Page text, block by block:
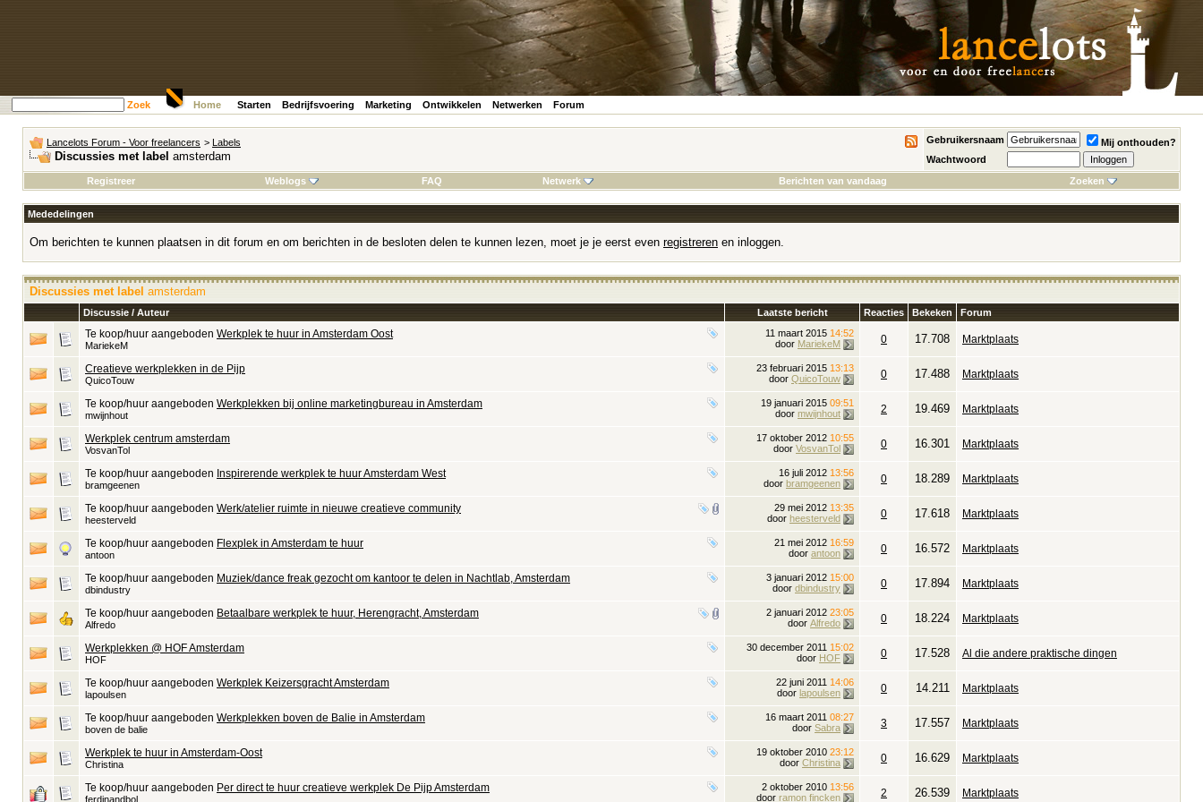
Zoek Home Starten Bedrijfsvoering Marketing Ontwikkelen Netwerken Forum
Lancelots Forum - Voor freelancers > Labels
Discussies met label amsterdam
Gebruikersnaam
Mij onthouden?
Wachtwoord
Registreer
Weblogs FAQ Netwerk Berichten van vandaag Zoeken
Mededelingen
Om berichten te kunnen plaatsen in dit forum en om berichten in de besloten delen te kunnen lezen, moet je je eerst even registreren en inloggen.
Discussies met label amsterdam
Discussie / Auteur Laatste bericht Reacties Bekeken Forum
Te koop/huur aangeboden Werkplek te huur in Amsterdam Oost
MariekeM
11 maart 2015 14:52
door MariekeM 0 17.708 Marktplaats
Creatieve werkplekken in de Pijp
QuicoTouw
23 februari 2015 13:13
door QuicoTouw 0 17.488 Marktplaats
Te koop/huur aangeboden Werkplekken bij online marketingbureau in Amsterdam
mwijnhout
19 januari 2015 09:51
door mwijnhout 2 19.469 Marktplaats
Werkplek centrum amsterdam
VosvanTol
17 oktober 2012 10:55
door VosvanTol 0 16.301 Marktplaats
Te koop/huur aangeboden Inspirerende werkplek te huur Amsterdam West
bramgeenen
16 juli 2012 13:56
door bramgeenen 0 18.289 Marktplaats
Te koop/huur aangeboden Werk/atelier ruimte in nieuwe creatieve community
heesterveld
29 mei 2012 13:35
door heesterveld 0 17.618 Marktplaats
Te koop/huur aangeboden Flexplek in Amsterdam te huur
antoon
21 mei 2012 16:59
door antoon 0 16.572 Marktplaats
Te koop/huur aangeboden Muziek/dance freak gezocht om kantoor te delen in Nachtlab, Amsterdam
dbindustry
3 januari 2012 15:00
door dbindustry 0 17.894 Marktplaats
Te koop/huur aangeboden Betaalbare werkplek te huur, Herengracht, Amsterdam
Alfredo
2 januari 2012 23:05
door Alfredo 0 18.224 Marktplaats
Werkplekken @ HOF Amsterdam
HOF
30 december 2011 15:02
door HOF 0 17.528 Al die andere praktische dingen
Te koop/huur aangeboden Werkplek Keizersgracht Amsterdam
lapoulsen
22 juni 2011 14:06
door lapoulsen 0 14.211 Marktplaats
Te koop/huur aangeboden Werkplekken boven de Balie in Amsterdam
boven de balie
16 maart 2011 08:27
door Sabra 3 17.557 Marktplaats
Werkplek te huur in Amsterdam-Oost
Christina
19 oktober 2010 23:12
door Christina 0 16.629 Marktplaats
Te koop/huur aangeboden Per direct te huur creatieve werkplek De Pijp Amsterdam
ferdinandbol
2 oktober 2010 13:56
door ramon fincken 2 26.539 Marktplaats